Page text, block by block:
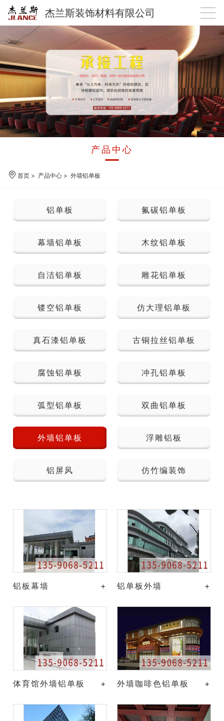
杰兰斯装饰材料有限公司
产品中心
首页 > 产品中心 > 外墙铝单板
铝单板 氟碳铝单板
幕墙铝单板 木纹铝单板
自洁铝单板 雕花铝单板
镂空铝单板 仿大理铝单板
真石漆铝单板 古铜拉丝铝单板
腐蚀铝单板 冲孔铝单板
弧型铝单板 双曲铝单板
外墙铝单板 浮雕铝板
铝屏风 仿竹编装饰
铝板幕墙 + 铝单板外墙 +
体育馆外墙铝单板 + 外墙咖啡色铝单板 +